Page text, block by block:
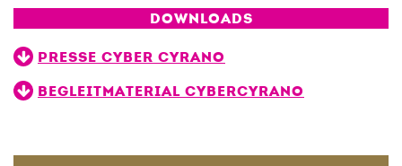
DOWNLOADS
PRESSE CYBER CYRANO
BEGLEITMATERIAL CYBERCYRANO